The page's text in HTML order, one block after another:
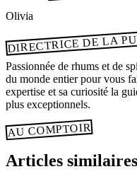
Olivia
DIRECTRICE DE LA
Passionnée de rhums et de
du monde entier pour vous
expertise et sa curiosité la
plus exceptionnels.
AU COMPTOIR
Articles similaires